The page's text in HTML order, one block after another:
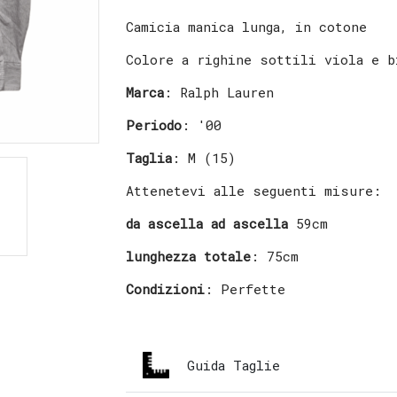
Camicia manica lunga, in cotone
Colore a righine sottili viola e
Marca : Ralph Lauren
Periodo : '00
Taglia : M (15)
Attenetevi alle seguenti misure:
da ascella ad ascella 59cm
lunghezza totale : 75cm
Condizioni : Perfette
Guida Taglie